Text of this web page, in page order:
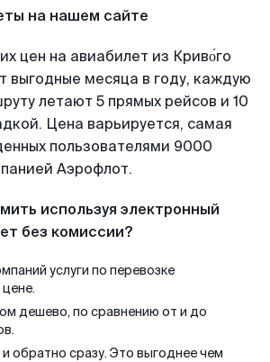
на нашем сайте
цен на авиабилет из Криво́го
выгодные месяца в году, каждую
летают 5 прямых рейсов и 10
Цена варьируется, самая
пользователями 9000
Аэрофлот.
используя электронный
без комиссии?
услуги по перевозке
дешево, по сравнению от и до
обратно сразу. Это выгоднее чем